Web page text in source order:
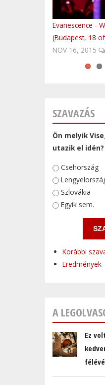
Evanescence -
(Budapest, 18
NOV 16, 2015
Easy to be
Volvo Trucks
Central-Europe
UNESCO
Csehországban
Fedezd fel
SZAVAZÁS
Ön melyik
utazik el idén?
Választások
Csehország
Szlovákia
Egyik sem.
Korábbi
Eredmények
A
Ez